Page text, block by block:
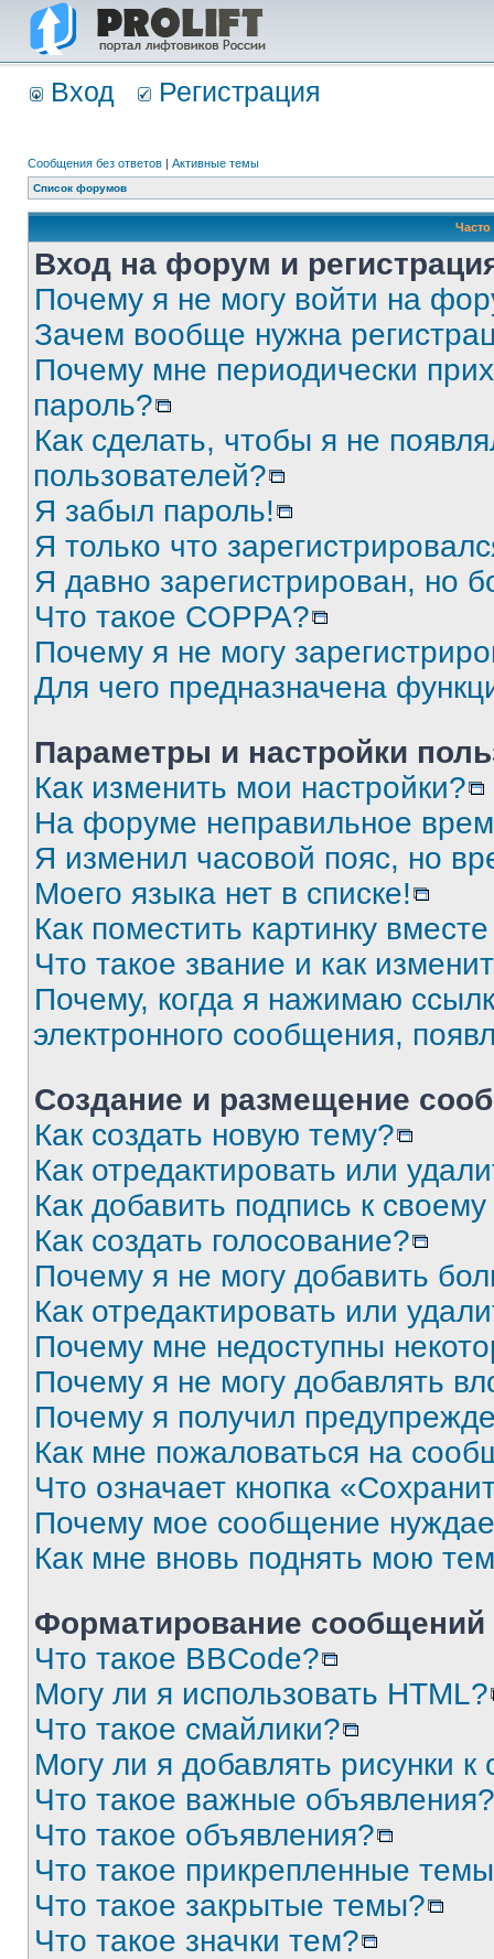
Вход Регистрация
Сообщения без ответов | Активные темы
Список форумов
Вход на форум и
Почему я не могу войти на
Зачем вообще нужна
Почему мне периодически
пароль?
Как сделать, чтобы я не
пользователей?
Я забыл пароль!
Я только что
Я давно зарегистрирован, но
Что такое COPPA?
Почему я не могу
Для чего предназначена
Параметры и настройки
Как изменить мои настройки?
На форуме неправильное
Я изменил часовой пояс, но
Моего языка нет в списке!
Как поместить картинку
Что такое звание и как
Почему, когда я нажимаю
электронного сообщения,
Создание и размещение
Как создать новую тему?
Как отредактировать или
Как добавить подпись к
Как создать голосование?
Почему я не могу добавить
Как отредактировать или
Почему мне недоступны
Почему я не могу добавлять
Почему я получил
Как мне пожаловаться на
Что означает кнопка
Почему мое сообщение
Как мне вновь поднять мою
Форматирование
Что такое BBCode?
Могу ли я использовать HTML?
Что такое смайлики?
Могу ли я добавлять рисунки
Что такое важные объявления?
Что такое объявления?
Что такое прикрепленные
Что такое закрытые темы?
Что такое значки тем?